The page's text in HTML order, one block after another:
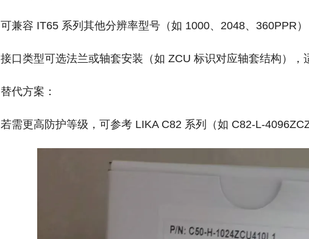
可兼容 IT65 系列其他分辨率型号（如 1000、2048、360PPR
接口类型可选法兰或轴套安装（如 ZCU 标识对应轴套结构），
替代方案‌：
若需更高防护等级，可参考 LIKA C82 系列（如 C82-L-